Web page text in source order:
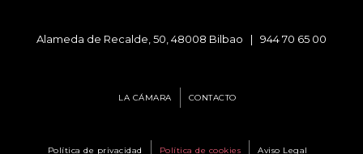
Alameda de Recalde, 50, 48008 Bilbao | 944 70 65 00
LA CÁMARA CONTACTO
Política de privacidad Política de cookies Aviso Legal